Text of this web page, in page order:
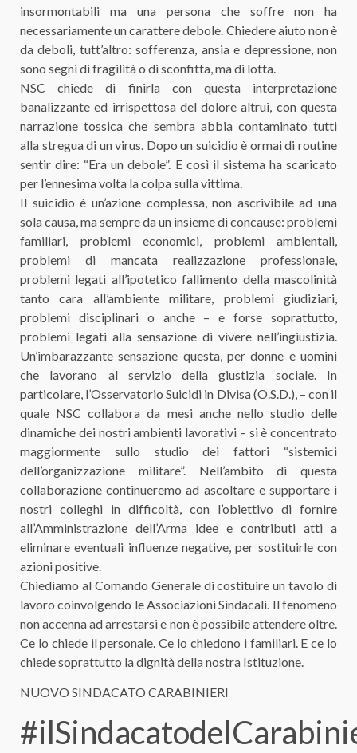
insormontabili ma una persona che soffre non ha
necessariamente un carattere debole. Chiedere aiuto non è
da deboli, tutt’altro: sofferenza, ansia e depressione, non
sono segni di fragilità o di sconfitta, ma di lotta.
NSC chiede di finirla con questa interpretazione
banalizzante ed irrispettosa del dolore altrui, con questa
narrazione tossica che sembra abbia contaminato tutti
alla stregua di un virus. Dopo un suicidio è ormai di routine
sentir dire: “Era un debole”. E così il sistema ha scaricato
per l’ennesima volta la colpa sulla vittima.
Il suicidio è un’azione complessa, non ascrivibile ad una
sola causa, ma sempre da un insieme di concause: problemi
familiari, problemi economici, problemi ambientali,
problemi di mancata realizzazione professionale,
problemi legati all’ipotetico fallimento della mascolinità
tanto cara all’ambiente militare, problemi giudiziari,
problemi disciplinari o anche – e forse soprattutto,
problemi legati alla sensazione di vivere nell’ingiustizia.
Un’imbarazzante sensazione questa, per donne e uomini
che lavorano al servizio della giustizia sociale. In
particolare, l’Osservatorio Suicidi in Divisa (O.S.D.), – con il
quale NSC collabora da mesi anche nello studio delle
dinamiche dei nostri ambienti lavorativi – si è concentrato
maggiormente sullo studio dei fattori “sistemici
dell’organizzazione militare”. Nell’ambito di questa
collaborazione continueremo ad ascoltare e supportare i
nostri colleghi in difficoltà, con l’obiettivo di fornire
all’Amministrazione dell’Arma idee e contributi atti a
eliminare eventuali influenze negative, per sostituirle con
azioni positive.
Chiediamo al Comando Generale di costituire un tavolo di
lavoro coinvolgendo le Associazioni Sindacali. Il fenomeno
non accenna ad arrestarsi e non è possibile attendere oltre.
Ce lo chiede il personale. Ce lo chiedono i familiari. E ce lo
chiede soprattutto la dignità della nostra Istituzione.
NUOVO SINDACATO CARABINIERI